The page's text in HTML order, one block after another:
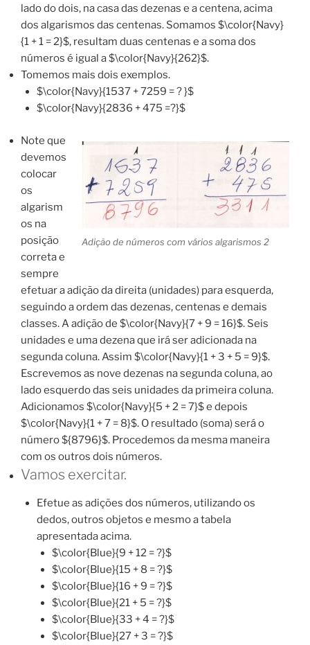
lado do dois, na casa das dezenas e a centena, acima
dos algarismos das centenas. Somamos $\color{Navy}
{1 + 1 = 2}$, resultam duas centenas e a soma dos
números é igual a $\color{Navy}{262}$.
Tomemos mais dois exemplos.
$\color{Navy}{1537 + 7259 = ? }$
$\color{Navy}{2836 + 475 =?}$
Adição de números com vários algarismos 2
Note que
devemos
colocar
os
algarism
os na
posição
correta e
sempre
efetuar a adição da direita (unidades) para esquerda,
seguindo a ordem das dezenas, centenas e demais
classes. A adição de $\color{Navy}{7 + 9 = 16}$. Seis
unidades e uma dezena que irá ser adicionada na
segunda coluna. Assim $\color{Navy}{1 + 3 + 5 = 9}$.
Escrevemos as nove dezenas na segunda coluna, ao
lado esquerdo das seis unidades da primeira coluna.
Adicionamos $\color{Navy}{5 + 2 = 7}$ e depois
$\color{Navy}{1 + 7 = 8}$. O resultado (soma) será o
número ${8796}$. Procedemos da mesma maneira
com os outros dois números.
Vamos exercitar.
Efetue as adições dos números, utilizando os
dedos, outros objetos e mesmo a tabela
apresentada acima.
$\color{Blue}{9 + 12 = ?}$
$\color{Blue}{15 + 8 = ?}$
$\color{Blue}{16 + 9 = ?}$
$\color{Blue}{21 + 5 = ?}$
$\color{Blue}{33 + 4 = ?}$
$\color{Blue}{27 + 3 = ?}$